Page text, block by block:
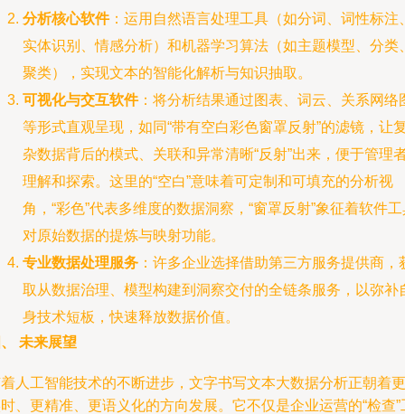
分析核心软件：运用自然语言处理工具（如分词、词性标注
实体识别、情感分析）和机器学习算法（如主题模型、分类
聚类），实现文本的智能化解析与知识抽取。
可视化与交互软件：将分析结果通过图表、词云、关系网络
等形式直观呈现，如同“带有空白彩色窗罩反射”的滤镜，让
杂数据背后的模式、关联和异常清晰“反射”出来，便于管理
理解和探索。这里的“空白”意味着可定制和可填充的分析视
角，“彩色”代表多维度的数据洞察，“窗罩反射”象征着软件
对原始数据的提炼与映射功能。
专业数据处理服务 ：许多企业选择借助第三方服务提供商，
取从数据治理、模型构建到洞察交付的全链条服务，以弥补
身技术短板，快速释放数据价值。
未来展望
人工智能技术的不断进步，文字书写文本大数据分析正朝着更
、更精准、更语义化的方向发展。它不仅是企业运营的“检查”